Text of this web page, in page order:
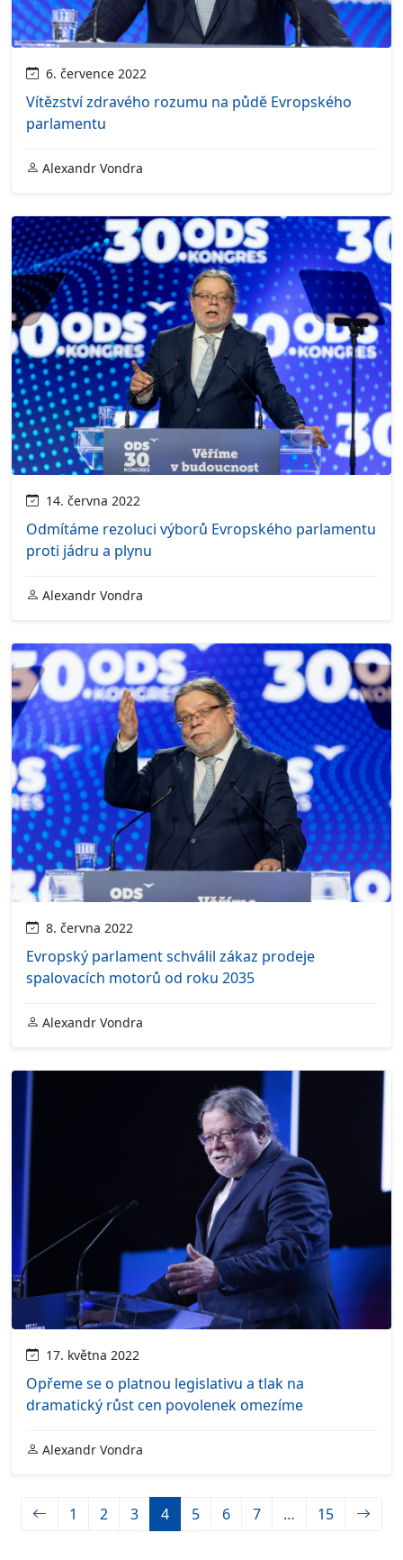
6. července 2022
Vítězství zdravého rozumu na půdě Evropského
parlamentu
Alexandr Vondra
14. června 2022
Odmítáme rezoluci výborů Evropského parlamentu
proti jádru a plynu
Alexandr Vondra
8. června 2022
Evropský parlament schválil zákaz prodeje
spalovacích motorů od roku 2035
Alexandr Vondra
17. května 2022
Opřeme se o platnou legislativu a tlak na
dramatický růst cen povolenek omezíme
Alexandr Vondra
1 2 3 4 5 6 7 … 15